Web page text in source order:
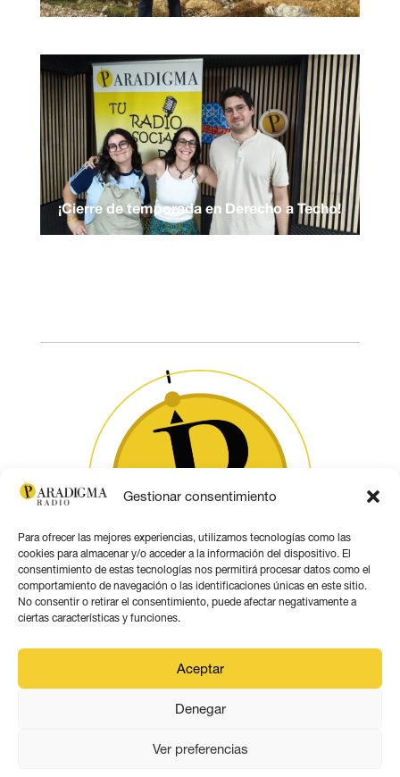
Gestionar consentimiento
Para ofrecer las mejores experiencias, utilizamos tecnologías como las
cookies para almacenar y/o acceder a la información del dispositivo. El
consentimiento de estas tecnologías nos permitirá procesar datos como el
comportamiento de navegación o las identificaciones únicas en este sitio.
No consentir o retirar el consentimiento, puede afectar negativamente a
ciertas características y funciones.
Aceptar
Denegar
Ver preferencias
¡Cierre de temporada en Derecho a Techo!
PARADIGMA MEDIA ANDALUCÍA
Este obra está bajo unalicencia de Creative Commons
Reconocimiento 4.0 Internacional
Contacto por correo